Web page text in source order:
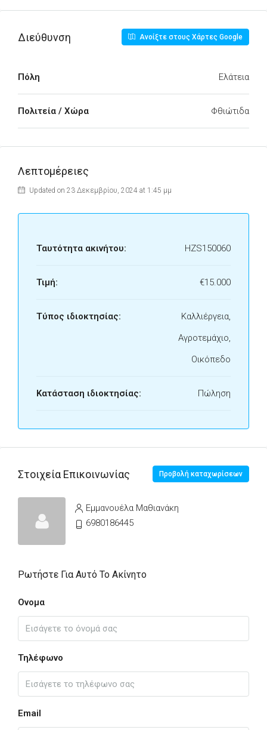
Διεύθυνση Ανοίξτε στους Χάρτες Google
Πόλη Ελάτεια
Πολιτεία / Χώρα Φθιώτιδα
Λεπτομέρειες
Updated on 23 Δεκεμβρίου, 2024 at 1:45 μμ
Ταυτότητα ακινήτου: HZS150060
Τιμή: €15.000
Τύπος ιδιοκτησίας:
Καλλιέργεια,
Αγροτεμάχιο,
Οικόπεδο
Κατάσταση ιδιοκτησίας: Πώληση
Στοιχεία Επικοινωνίας Προβολή καταχωρίσεων
Εμμανουέλα Μαθιανάκη
6980186445
Ρωτήστε Για Αυτό Το Ακίνητο
Ονομα
Τηλέφωνο
Email